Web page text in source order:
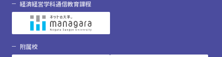
経済経営学科通信教育課程
附属校